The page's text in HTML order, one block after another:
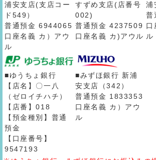
浦安支店(支店コー
ド549）
普通預金 6944065
口座名義 カ）アウ
ル
すずめ支店(店番号
002)
普通預金 4237509
口座名義 カ)アウル
浦
普
口
ル
■ゆうちょ銀行
【店名】〇一八
（ゼロイチハチ）
【店番】018
【預金種別】普通
預金
【口座番号】
9547193
■みずほ銀行 新浦
安支店（342）
普通預金 1833353
口座名義 カ）アウ
ル